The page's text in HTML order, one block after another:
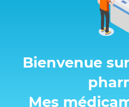
Bienvenue
Mes